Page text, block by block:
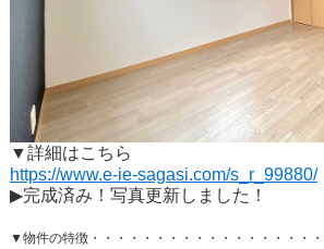
▼詳細はこちら
https://www.e-ie-sagasi.com/s_r_99880/
▶完成済み！写真更新しました！
▼物件の特徴・・・・・・・・・・・・・・・・・・